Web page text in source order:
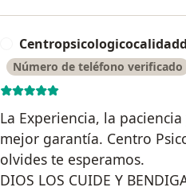
Número de teléfono verificado
La Experiencia, la
mejor garantía. Centro
olvides te esperamos.
DIOS LOS CUIDE Y